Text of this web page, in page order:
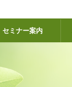
セミナー案内